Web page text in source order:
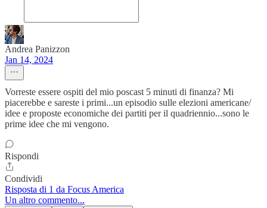
Andrea Panizzon
Jan 14, 2024
Vorreste essere ospiti del mio poscast 5 minuti di finanza? Mi
piacerebbe e sareste i primi...un episodio sulle elezioni americane/
idee e proposte economiche dei partiti per il quadriennio...sono le
prime idee che mi vengono.
Rispondi
Condividi
Risposta di 1 da Focus America
Un altro commento...